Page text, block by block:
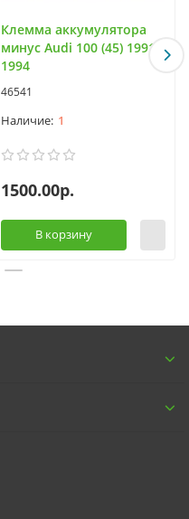
Клемма аккумулятора
минус Audi 100 (45) 1991-
1994
46541
1
1500.00р.
В корзину